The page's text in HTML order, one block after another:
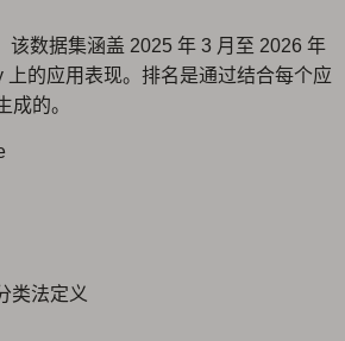
该数据集涵盖 2025 年 3 月至 2026 年
的应用表现。排名是通过结合每个应
成的。
类法定义